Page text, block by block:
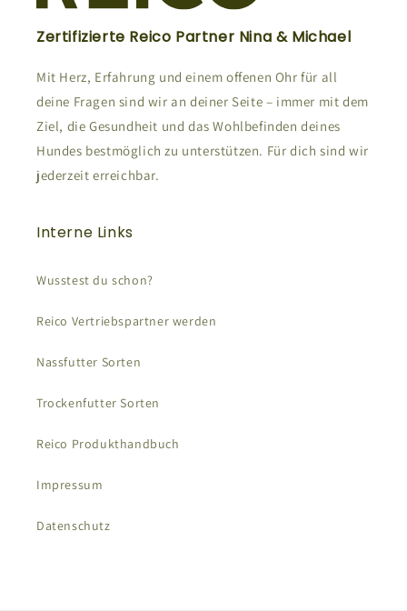
Zertifizierte Reico Partner Nina & Michael
Mit Herz, Erfahrung und einem offenen Ohr für all
deine Fragen sind wir an deiner Seite – immer mit dem
Ziel, die Gesundheit und das Wohlbefinden deines
Hundes bestmöglich zu unterstützen. Für dich sind wir
jederzeit erreichbar.
Interne Links
Wusstest du schon?
Reico Vertriebspartner werden
Nassfutter Sorten
Trockenfutter Sorten
Reico Produkthandbuch
Impressum
Datenschutz